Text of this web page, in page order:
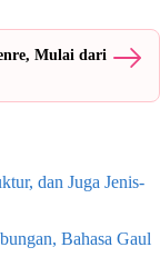
Mulai dari
dan Juga Jenis-
Bahasa Gaul